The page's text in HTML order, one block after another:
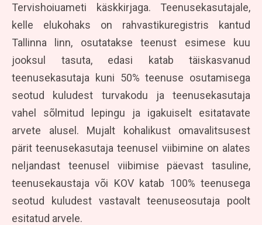
Tervishoiuameti käskkirjaga. Teenusekasutajale,
kelle elukohaks on rahvastikuregistris kantud
Tallinna linn, osutatakse teenust esimese kuu
jooksul tasuta, edasi katab täiskasvanud
teenusekasutaja kuni 50% teenuse osutamisega
seotud kuludest turvakodu ja teenusekasutaja
vahel sõlmitud lepingu ja igakuiselt esitatavate
arvete alusel. Mujalt kohalikust omavalitsusest
pärit teenusekasutaja teenusel viibimine on alates
neljandast teenusel viibimise päevast tasuline,
teenusekaustaja või KOV katab 100% teenusega
seotud kuludest vastavalt teenuseosutaja poolt
esitatud arvele.